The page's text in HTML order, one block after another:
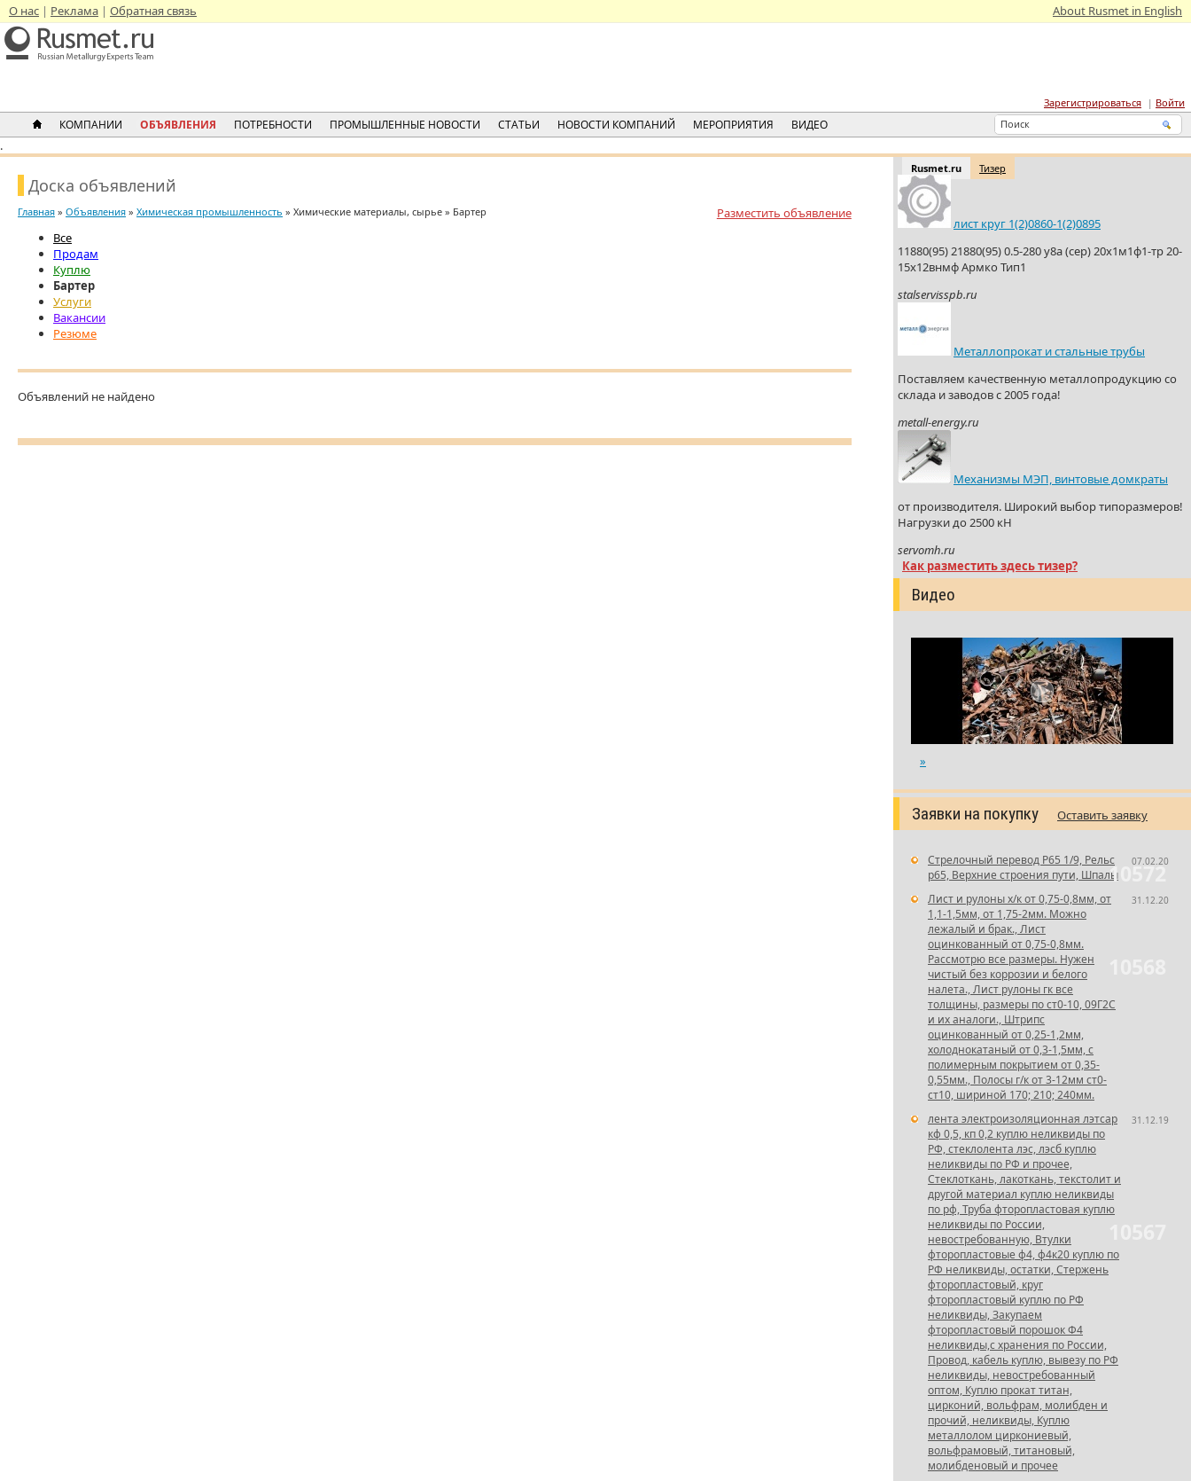
О нас Реклама Обратная связь About Rusmet in English
Зарегистрироваться Войти
КОМПАНИИ ОБЪЯВЛЕНИЯ ПОТРЕБНОСТИ ПРОМЫШЛЕННЫЕ НОВОСТИ СТАТЬИ НОВОСТИ КОМПАНИЙ МЕРОПРИЯТИЯ ВИДЕО
.
Rusmet.ru Тизер
лист круг 1(2)0860-1(2)0895
11880(95) 21880(95) 0.5-280 у8а (сер) 20х1м1ф1-тр 20-
15х12внмф Армко Тип1
stalservisspb.ru
Металлопрокат и стальные трубы
Поставляем качественную металлопродукцию со
склада и заводов с 2005 года!
metall-energy.ru
Механизмы МЭП, винтовые домкраты
от производителя. Широкий выбор типоразмеров!
Нагрузки до 2500 кН
servomh.ru
Как разместить здесь тизер?
Видео
»
Заявки на покупку Оставить заявку
10572
07.02.20
Стрелочный перевод Р65 1/9, Рельс
р65, Верхние строения пути, Шпалы
31.12.20
Лист и рулоны х/к от 0,75-0,8мм, от
1,1-1,5мм, от 1,75-2мм. Можно
лежалый и брак., Лист
оцинкованный от 0,75-0,8мм.
Рассмотрю все размеры. Нужен
чистый без коррозии и белого
налета., Лист рулоны гк все
толщины, размеры по ст0-10, 09Г2С
и их аналоги., Штрипс
оцинкованный от 0,25-1,2мм,
холоднокатаный от 0,3-1,5мм, с
полимерным покрытием от 0,35-
0,55мм., Полосы г/к от 3-12мм ст0-
ст10, шириной 170; 210; 240мм.
31.12.19
лента электроизоляционная лэтсар
кф 0,5, кп 0,2 куплю неликвиды по
РФ, стеклолента лэс, лэсб куплю
неликвиды по РФ и прочее,
Стеклоткань, лакоткань, текстолит и
другой материал куплю неликвиды
по рф, Труба фторопластовая куплю
неликвиды по России,
невостребованную, Втулки
фторопластовые ф4, ф4к20 куплю по
РФ неликвиды, остатки, Стержень
фторопластовый, круг
фторопластовый куплю по РФ
неликвиды, Закупаем
фторопластовый порошок Ф4
неликвиды,с хранения по России,
Провод, кабель куплю, вывезу по РФ
неликвиды, невостребованный
оптом, Куплю прокат титан,
цирконий, вольфрам, молибден и
прочий, неликвиды, Куплю
металлолом циркониевый,
вольфрамовый, титановый,
молибденовый и прочее
Доска объявлений
Разместить объявление
Главная » Объявления » Химическая промышленность » Химические материалы, сырье » Бартер
Все
Продам
Куплю
Бартер
Услуги
Вакансии
Резюме
Объявлений не найдено